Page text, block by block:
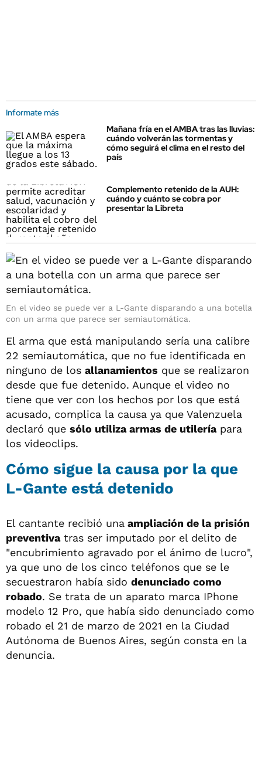
Informate más
Mañana fría en el AMBA tras las lluvias:
cuándo volverán las tormentas y
cómo seguirá el clima en el resto del
país
Complemento retenido de la AUH:
cuándo y cuánto se cobra por
presentar la Libreta
En el video se puede ver a L-Gante disparando a una botella
con un arma que parece ser semiautomática.
El arma que está manipulando sería una calibre
22 semiautomática, que no fue identificada en
ninguno de los allanamientos que se realizaron
desde que fue detenido. Aunque el video no
tiene que ver con los hechos por los que está
acusado, complica la causa ya que Valenzuela
declaró que sólo utiliza armas de utileríapara
los videoclips.
Cómo sigue la causa por la que
L-Gante está detenido
El cantante recibió una ampliación de la prisión
preventivatras ser imputado por el delito de
"encubrimiento agravado por el ánimo de lucro",
ya que uno de los cinco teléfonos que se le
secuestraron había sido denunciado como
robado. Se trata de un aparato marca IPhone
modelo 12 Pro, que había sido denunciado como
robado el 21 de marzo de 2021 en la Ciudad
Autónoma de Buenos Aires, según consta en la
denuncia.